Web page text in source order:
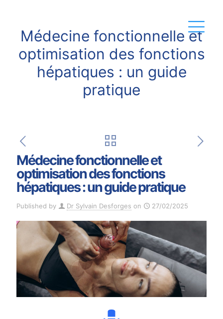
Médecine fonctionnelle et
optimisation des fonctions
hépatiques : un guide
pratique
Médecine fonctionnelle et
optimisation des fonctions
hépatiques : un guide pratique
Published by Dr Sylvain Desforges on 27/02/2025